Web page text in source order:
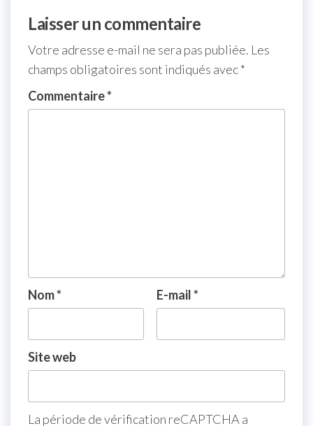
Laisser un commentaire
Votre adresse e-mail ne sera pas publiée. Les
champs obligatoires sont indiqués avec*
Commentaire*
Nom* E-mail*
Site web
La période de vérification reCAPTCHA a